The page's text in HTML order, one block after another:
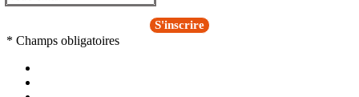
S'inscrire
* Champs obligatoires